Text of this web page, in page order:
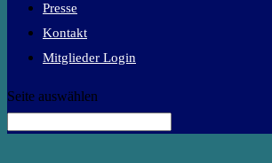
Presse
Kontakt
Mitglieder Login
Seite auswählen